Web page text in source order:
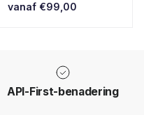
vanaf €99,00
API-First-benadering